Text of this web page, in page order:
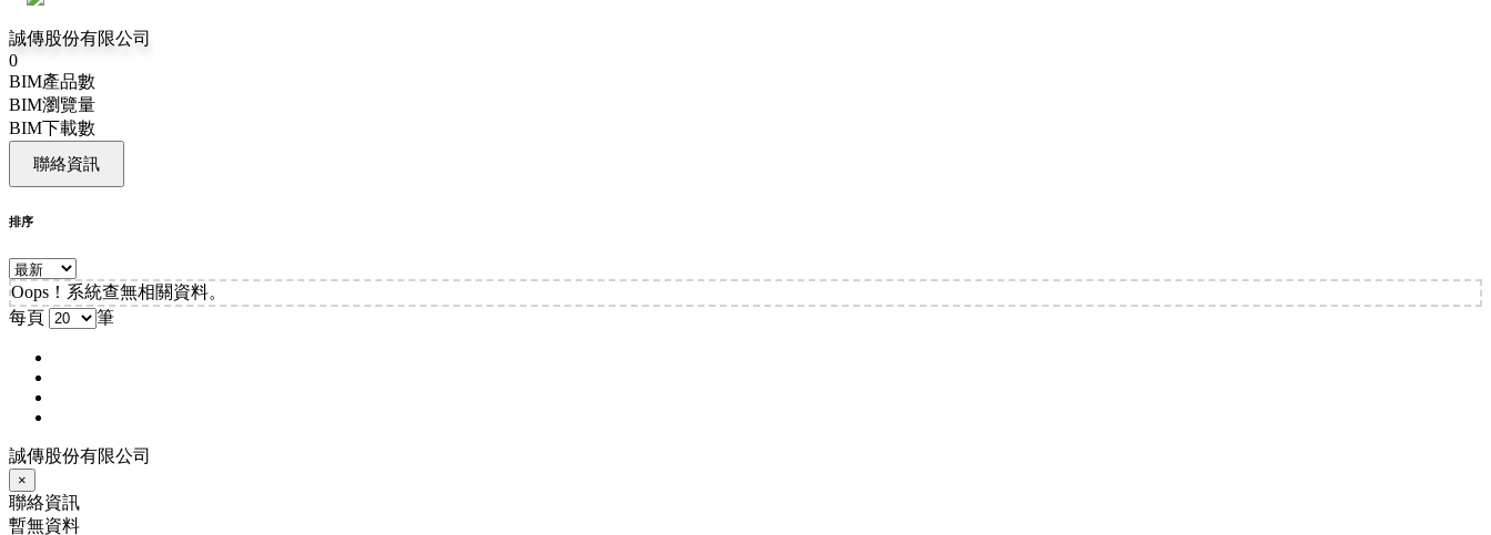
誠傳股份有限公司
0
BIM產品數
BIM瀏覽量
BIM下載數
聯絡資訊
排序
Oops！系統查無相關資料。
每頁
筆
誠傳股份有限公司
×
聯絡資訊
暫無資料